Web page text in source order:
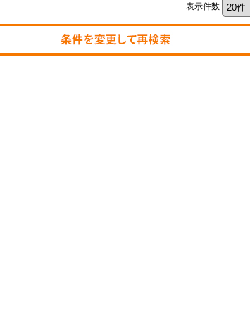
表示件数